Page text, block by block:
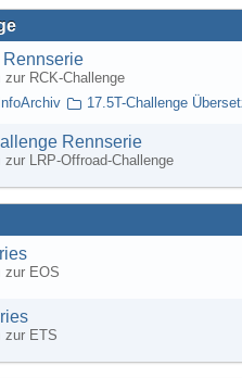
RCK-Challenge
17.5T-Challenge
Rennserie
LRP-Offroad-Challenge
zur EOS
zur ETS